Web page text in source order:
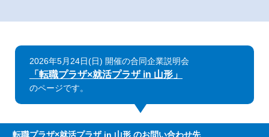
2026年5月24日(日) 開催の合同企業説明会
「転職プラザ×就活プラザ in 山形」
のページです。
転職プラザ×就活プラザ in 山形 のお問い合わせ先